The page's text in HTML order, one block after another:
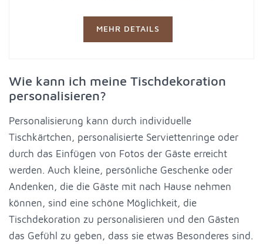
MEHR DETAILS
Wie kann ich meine Tischdekoration
personalisieren?
Personalisierung kann durch individuelle
Tischkärtchen, personalisierte Serviettenringe oder
durch das Einfügen von Fotos der Gäste erreicht
werden. Auch kleine, persönliche Geschenke oder
Andenken, die die Gäste mit nach Hause nehmen
können, sind eine schöne Möglichkeit, die
Tischdekoration zu personalisieren und den Gästen
das Gefühl zu geben, dass sie etwas Besonderes sind.